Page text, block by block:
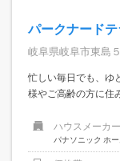
パークナードテ
岐阜県岐阜市東島
忙しい毎日でも、ゆ
様やご高齢の方に住
ハウスメーカー
パナソニック ホ